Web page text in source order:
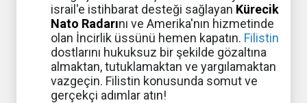
israil'e istihbarat desteği sağlayan Kürecik
Nato Radarını ve Amerika'nın hizmetinde
olan İncirlik üssünü hemen kapatın. Filistin
dostlarını hukuksuz bir şekilde gözaltına
almaktan, tutuklamaktan ve yargılamaktan
vazgeçin. Filistin konusunda somut ve
gerçekçi adımlar atın!